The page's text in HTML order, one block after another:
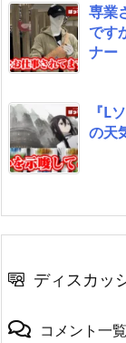
専業
です
ナー
『L
の天
ディスカッ
コメント一覧